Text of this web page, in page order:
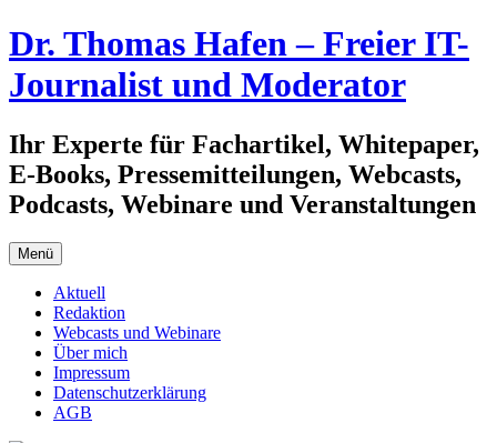
Zum
Inhalt
springen
Dr. Thomas Hafen – Freier IT-
Journalist und Moderator
Ihr Experte für Fachartikel, Whitepaper,
E-Books, Pressemitteilungen, Webcasts,
Podcasts, Webinare und Veranstaltungen
Menü
Aktuell
Redaktion
Webcasts und Webinare
Über mich
Impressum
Datenschutzerklärung
AGB